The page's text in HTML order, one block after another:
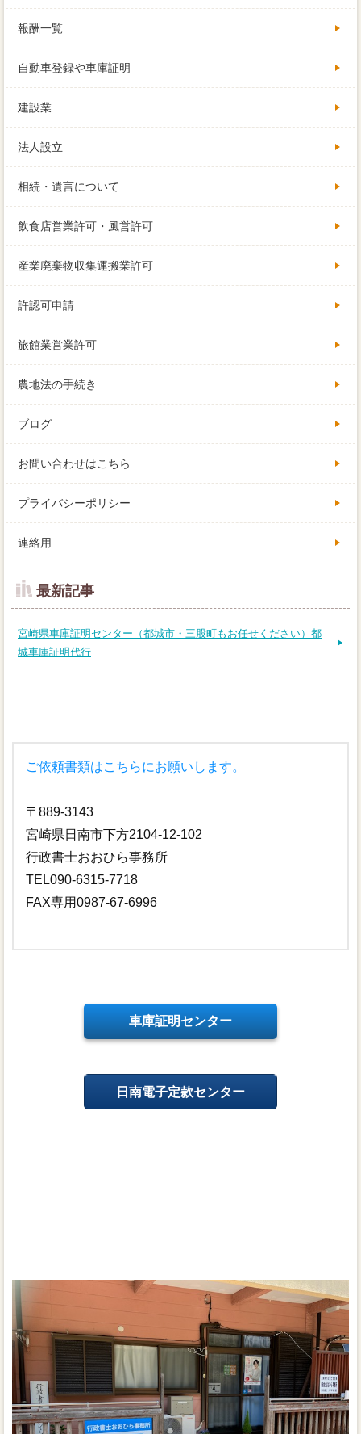
報酬一覧
自動車登録や車庫証明
建設業
法人設立
相続・遺言について
飲食店営業許可・風営許可
産業廃棄物収集運搬業許可
許認可申請
旅館業営業許可
農地法の手続き
ブログ
お問い合わせはこちら
プライバシーポリシー
連絡用
最新記事
宮崎県車庫証明センター（都城市・三股町もお任せください）都
城車庫証明代行
ご依頼書類はこちらにお願いします。
〒889-3143
宮崎県日南市下方2104-12-102
行政書士おおひら事務所
TEL090-6315-7718
FAX専用0987-67-6996
車庫証明センター
日南電子定款センター